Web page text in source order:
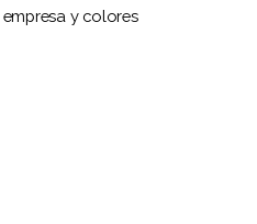
y colores